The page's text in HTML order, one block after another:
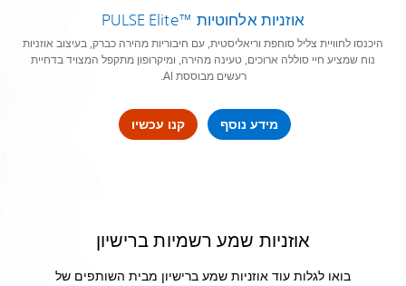
אוזניות אלחוטיות PULSE Elite™‎
היכנסו לחוויית צליל סוחפת וריאליסטית, עם חיבוריות מהירה כברק, בעיצוב אוזניות
נוח שמציע חיי סוללה ארוכים, טעינה מהירה, ומיקרופון מתקפל המצויד בדחיית
רעשים מבוססת AI.
מידע נוסף קנו עכשיו
אוזניות שמע רשמיות ברישיון
בואו לגלות עוד אוזניות שמע ברישיון מבית השותפים של